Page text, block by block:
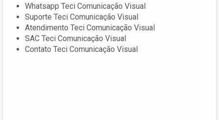
Whatsapp Teci Comunicação Visual
Suporte Teci Comunicação Visual
Atendimento Teci Comunicação Visual
SAC Teci Comunicação Visual
Contato Teci Comunicação Visual